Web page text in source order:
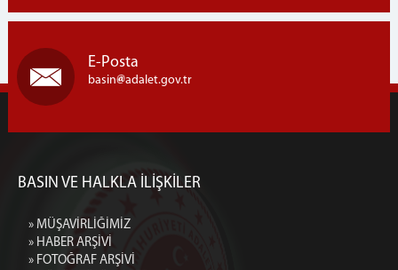
E-Posta
basin adalet.gov.tr
BASIN VE HALKLA İLİŞKİLER
» MÜŞAVİRLİĞİMİZ
» HABER ARŞİVİ
» FOTOĞRAF ARŞİVİ